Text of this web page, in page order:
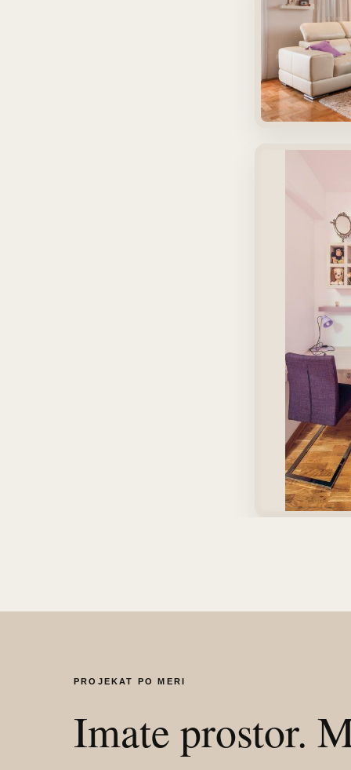
PROJEKAT PO MERI
Imate prostor.